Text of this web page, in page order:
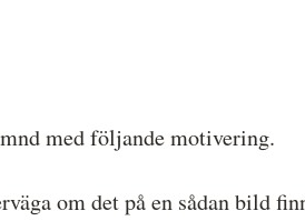
med följande motivering.
om det på en sådan bild